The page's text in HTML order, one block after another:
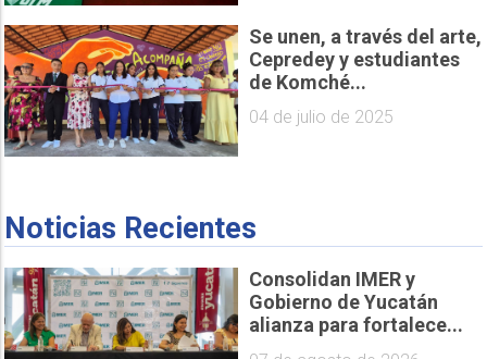
Se unen, a través del arte,
Cepredey y estudiantes
de Komché...
04 de julio de 2025
Noticias Recientes
Consolidan IMER y
Gobierno de Yucatán
alianza para fortalece...